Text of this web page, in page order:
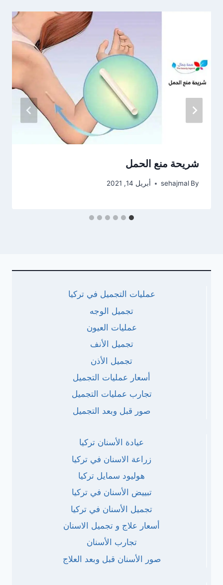
شريحة منع الحمل
By
sehajmal أبريل 14, 2021
عمليات التجميل في تركيا
تجميل الوجه
عمليات العيون
تجميل الأنف
تجميل الأذن
أسعار عمليات التجميل
تجارب عمليات التجميل
صور قبل وبعد التجميل
عيادة الأسنان تركيا
زراعة الاسنان في تركيا
هوليود سمايل تركيا
تبييض الأسنان في تركيا
تجميل الأسنان في تركيا
أسعار علاج و تجميل الاسنان
تجارب الأسنان
صور الأسنان قبل وبعد العلاج